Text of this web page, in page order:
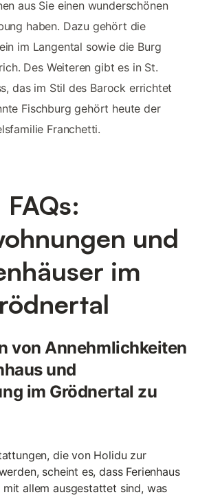
aus Sie einen wunderschönen
haben. Dazu gehört die
im Langental sowie die Burg
Des Weiteren gibt es in St.
das im Stil des Barock errichtet
Fischburg gehört heute der
Franchetti.
FAQs:
und
im
von Annehmlichkeiten
und
im Grödnertal zu
die von Holidu zur
scheint es, dass Ferienhaus
mit allem ausgestattet sind, was